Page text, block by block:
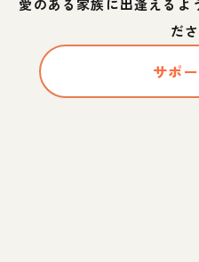
愛のある家族に出逢えるよ
ださ
サポ